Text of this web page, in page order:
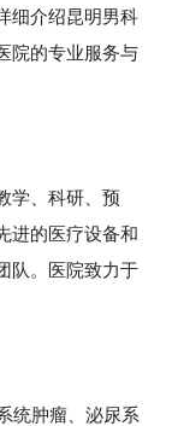
细介绍昆明男科
院的专业服务与
学、科研、预
进的医疗设备和
队。医院致力于
统肿瘤、泌尿系